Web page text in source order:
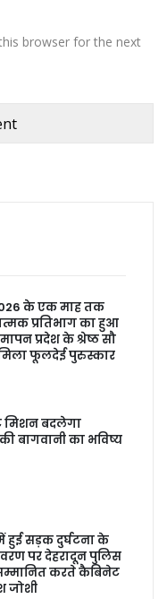
browser for the next
के एक माह तक
प्रतिभाग का हुआ
प्रदेश के श्रेष्ठ सौ
फूलदेई पुरुस्कार
मिशन बदलेगा
बागवानी का भविष्य
हुई सड़क दुर्घटना के
पर देहरादून पुलिस
करते कैबिनेट
जोशी